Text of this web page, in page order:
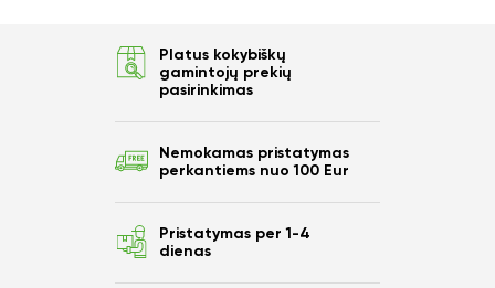
Platus kokybiškų
gamintojų prekių
pasirinkimas
Nemokamas pristatymas
perkantiems nuo 100 Eur
Pristatymas per 1-4
dienas